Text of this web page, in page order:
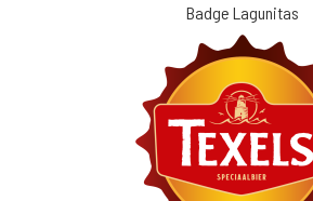
Badge Lagunitas